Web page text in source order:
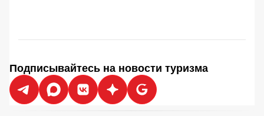
Подписывайтесь на новости туризма